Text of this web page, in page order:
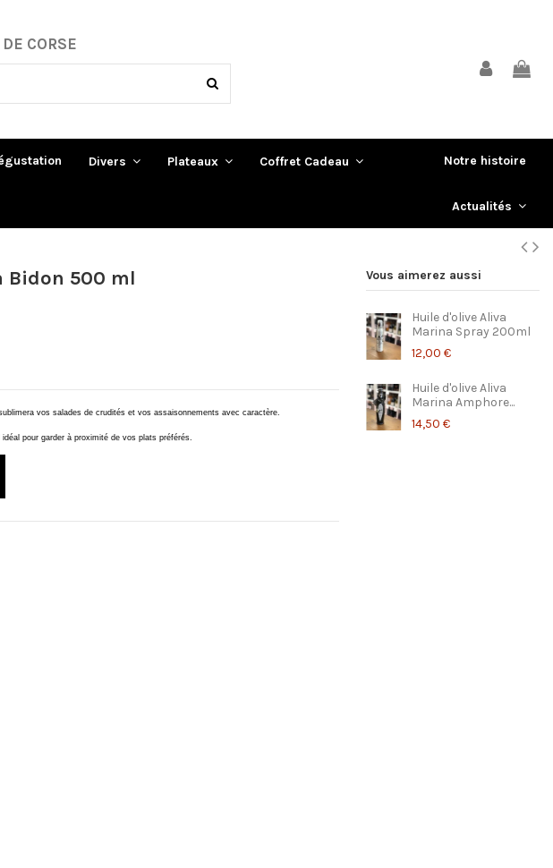
CORSE
Divers Plateaux Coffret Cadeau Notre histoire
Actualités
Bidon 500 ml
vos salades de crudités et vos assaisonnements avec caractère.
pour garder à proximité de vos plats préférés.
Vous aimerez aussi
Huile d'olive Aliva
Marina Spray 200ml
12,00 €
Huile d'olive Aliva
Marina Amphore...
14,50 €